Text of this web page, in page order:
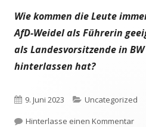
Wie kommen die Leute
AfD-Weidel als Führerin
als Landesvorsitzende in
hinterlassen hat?
Veröffentlicht
am
9. Juni 2023 Kategorien
Uncategorized
Hinterlasse einen Kommentarzu